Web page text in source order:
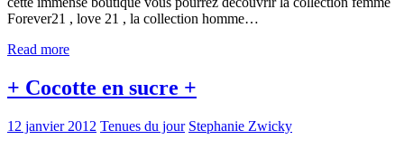
Forever21 , love 21 , la collection homme…
Read more
+ Cocotte en sucre +
12 janvier 2012 Tenues du jour Stephanie Zwicky